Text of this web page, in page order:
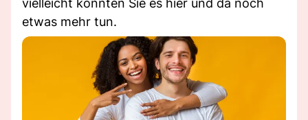
vielleicht könnten Sie es hier und da noch
etwas mehr tun.